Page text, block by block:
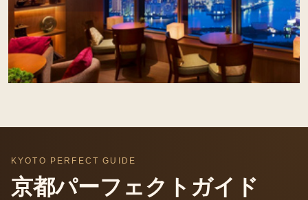
KYOTO PERFECT GUIDE
京都パーフェクトガイド